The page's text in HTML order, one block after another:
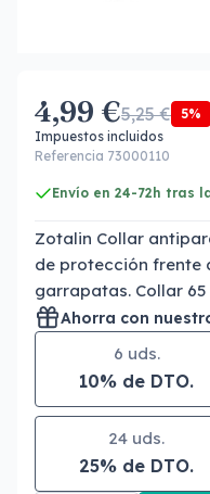
4,99 €5,25 € 5%
Impuestos incluidos
Referencia 73000110
Envío en 24-72h tras
Zotalin Collar
de protección frente
garrapatas. Collar 65
Ahorra con
6 uds.
10% de DTO.
24 uds.
25% de DTO.